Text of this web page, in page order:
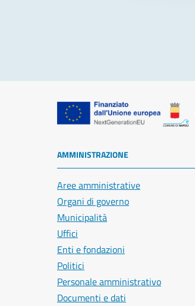
AMMINISTRAZIONE
Aree amministrative
Organi di governo
Municipalità
Uffici
Enti e fondazioni
Politici
Personale amministrativo
Documenti e dati